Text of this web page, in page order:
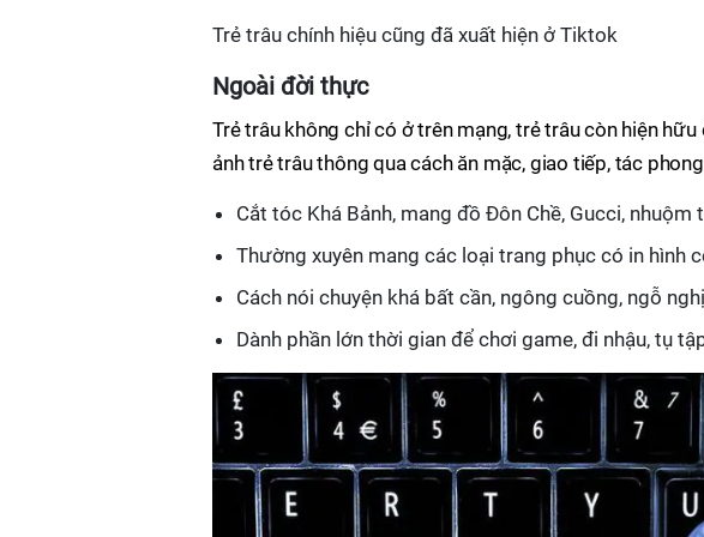
Trẻ trâu chính hiệu cũng đã xuất hiện ở Tiktok
Ngoài đời thực
Trẻ trâu không chỉ có ở trên mạng, trẻ trâu còn hiện
ảnh trẻ trâu thông qua cách ăn mặc, giao tiếp, tác
Cắt tóc Khá Bảnh, mang đồ Đôn Chề, Gucci, nhuộm
Thường xuyên mang các loại trang phục có in hình
Cách nói chuyện khá bất cần, ngông cuồng, ngỗ
Dành phần lớn thời gian để chơi game, đi nhậu, tụ